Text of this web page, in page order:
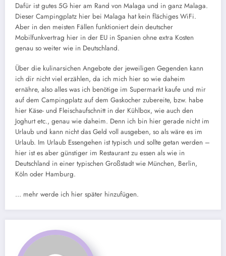
Dafür ist gutes 5G hier am Rand von Malaga und in ganz Malaga.
Dieser Campingplatz hier bei Malaga hat kein flächiges WiFi.
Aber in den meisten Fällen funktioniert dein deutscher
Mobilfunkvertrag hier in der EU in Spanien ohne extra Kosten
genau so weiter wie in Deutschland.
Über die kulinarsichen Angebote der jeweiligen Gegenden kann
ich dir nicht viel erzählen, da ich mich hier so wie daheim
ernähre, also alles was ich benötige im Supermarkt kaufe und mir
auf dem Campingplatz auf dem Gaskocher zubereite, bzw. habe
hier Käse- und Fleischaufschnitt in der Kühlbox, wie auch den
Joghurt etc., genau wie daheim. Denn ich bin hier gerade nicht im
Urlaub und kann nicht das Geld voll ausgeben, so als wäre es im
Urlaub. Im Urlaub Essengehen ist typisch und sollte getan werden –
hier ist es aber günstiger im Restaurant zu essen als wie in
Deutschland in einer typischen Großstadt wie München, Berlin,
Köln oder Hamburg.
… mehr werde ich hier später hinzufügen.